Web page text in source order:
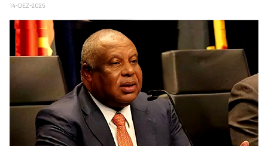
14-DEZ-2025